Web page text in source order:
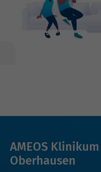
AMEOS
Oberhausen